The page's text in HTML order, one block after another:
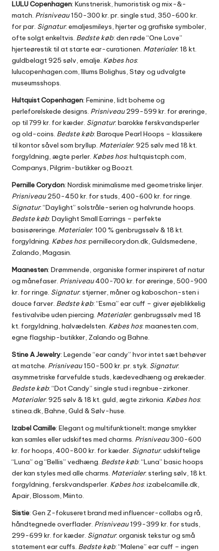
LULU Copenhagen: Kunstnerisk, humoristisk og mix-&-
match. Prisniveau150-300 kr. pr. single stud, 350-600 kr.
for par. Signatur: emaljesmileys, hjerter og grafiske symboler,
ofte solgt enkeltvis. Bedste køb: den røde “One Love”
hjerteørestik til at starte ear-curationen. Materialer: 18 kt.
guldbelagt 925 sølv, emalje. Købes hos:
lulucopenhagen.com, Illums Bolighus, Støy og udvalgte
museumsshops.
Hultquist Copenhagen: Feminine, lidt boheme og
perleforelskede designs. Prisniveau299-599 kr. for øreringe,
op til 799 kr. for kæder. Signatur: barokke ferskvandsperler
og old-coins. Bedste køb: Baroque Pearl Hoops – klassikere
til kontor såvel som bryllup. Materialer: 925 sølv med 18 kt.
forgyldning, ægte perler. Købes hos: hultquistcph.com,
Companys, Pilgrim-butikker og Boozt.
Pernille Corydon: Nordisk minimalisme med geometriske linjer.
Prisniveau250-450 kr. for studs, 400-600 kr. for ringe.
Signatur: “Daylight” solstråle-serien og halvrunde hoops.
Bedste køb: Daylight Small Earrings – perfekte
basisøreringe. Materialer: 100 % genbrugssølv & 18 kt.
forgyldning. Købes hos: pernillecorydon.dk, Guldsmedene,
Zalando, Magasin.
Maanesten: Drømmende, organiske former inspireret af natur
og månefaser. Prisniveau400-700 kr. for øreringe, 500-900
kr. for ringe. Signatur: stjerner, måner og kaboschon-sten i
douce farver. Bedste køb: “Esma” ear cuff – giver øjeblikkelig
festivalvibe uden piercing. Materialer: genbrugssølv med 18
kt. forgyldning, halvædelsten. Købes hos: maanesten.com,
egne flagship-butikker, Zalando og Bahne.
Stine A Jewelry: Legende “ear candy” hvor intet sæt behøver
at matche. Prisniveau150-500 kr. pr. styk. Signatur:
asymmetriske farvefulde studs, kædevedhæng og ørekæder.
Bedste køb: “Dot Candy” single stud i regnbue-zirkoner.
Materialer: 925 sølv & 18 kt. guld, ægte zirkonia. Købes hos:
stinea.dk, Bahne, Guld & Sølv-huse.
Izabel Camille: Elegant og multifunktionelt; mange smykker
kan samles eller udskiftes med charms. Prisniveau300-600
kr. for hoops, 400-800 kr. for kæder. Signatur: udskiftelige
“Luna” og “Bellis” vedhæng. Bedste køb: “Luna” basic hoops
der kan styles med alle charms. Materialer: sterling sølv, 18 kt.
forgyldning, ferskvandsperler. Købes hos: izabelcamille.dk,
Apair, Blossom, Miinto.
Sistie: Gen Z-fokuseret brand med influencer-collabs og rå,
håndtegnede overflader. Prisniveau199-399 kr. for studs,
299-699 kr. for kæder. Signatur: organisk tekstur og små
statement ear cuffs. Bedste køb: “Malene” ear cuff – ingen